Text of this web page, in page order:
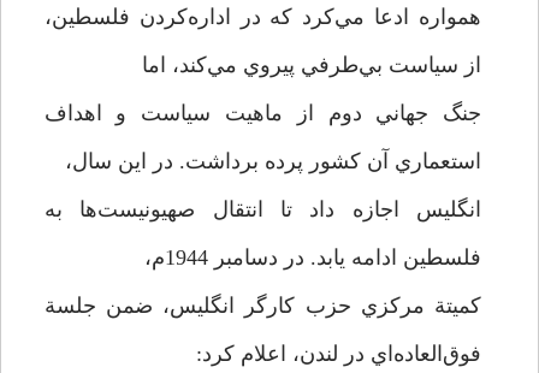
همواره ادعا مي‌كرد كه در اداره‌كردن فلسطين،
از سياست بي‌طرفي پيروي مي‌كند، اما
جنگ جهاني دوم از ماهيت سياست و اهداف
استعماري آن كشور پرده برداشت. در اين سال،
انگليس اجازه داد تا انتقال صهيونيست‌ها به
فلسطين ادامه يابد. در دسامبر 1944م،
كميتة مركزي حزب كارگر انگليس، ضمن جلسة
فوق‌العاده‌اي در لندن، اعلام كرد: